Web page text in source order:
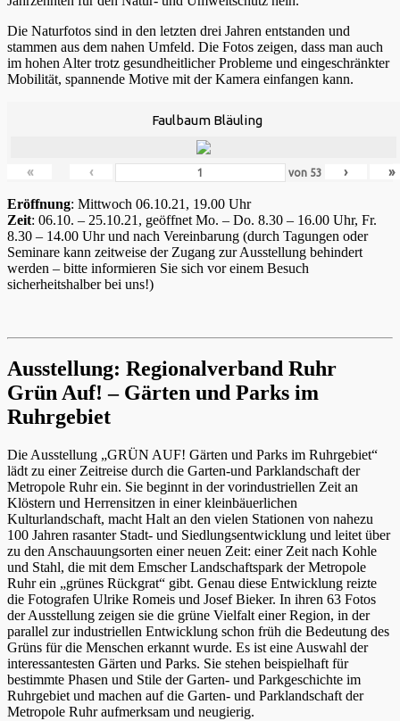
Die Naturfotos sind in den letzten drei Jahren entstanden und
stammen aus dem nahen Umfeld. Die Fotos zeigen, dass man auch
im hohen Alter trotz gesundheitlicher Probleme und eingeschränkter
Mobilität, spannende Motive mit der Kamera einfangen kann.
Faulbaum Bläuling
« ‹ von 53 › »
Eröffnung: Mittwoch 06.10.21, 19.00 Uhr
Zeit: 06.10. – 25.10.21, geöffnet Mo. – Do. 8.30 – 16.00 Uhr, Fr.
8.30 – 14.00 Uhr und nach Vereinbarung (durch Tagungen oder
Seminare kann zeitweise der Zugang zur Ausstellung behindert
werden – bitte informieren Sie sich vor einem Besuch
sicherheitshalber bei uns!)
Ausstellung: Regionalverband Ruhr
Grün Auf! – Gärten und Parks im
Ruhrgebiet
Die Ausstellung „GRÜN AUF! Gärten und Parks im Ruhrgebiet“
lädt zu einer Zeitreise durch die Garten-und Parklandschaft der
Metropole Ruhr ein. Sie beginnt in der vorindustriellen Zeit an
Klöstern und Herrensitzen in einer kleinbäuerlichen
Kulturlandschaft, macht Halt an den vielen Stationen von nahezu
100 Jahren rasanter Stadt- und Siedlungsentwicklung und leitet über
zu den Anschauungsorten einer neuen Zeit: einer Zeit nach Kohle
und Stahl, die mit dem Emscher Landschaftspark der Metropole
Ruhr ein „grünes Rückgrat“ gibt. Genau diese Entwicklung reizte
die Fotografen Ulrike Romeis und Josef Bieker. In ihren 63 Fotos
der Ausstellung zeigen sie die grüne Vielfalt einer Region, in der
parallel zur industriellen Entwicklung schon früh die Bedeutung des
Grüns für die Menschen erkannt wurde. Es ist eine Auswahl der
interessantesten Gärten und Parks. Sie stehen beispielhaft für
bestimmte Phasen und Stile der Garten- und Parkgeschichte im
Ruhrgebiet und machen auf die Garten- und Parklandschaft der
Metropole Ruhr aufmerksam und neugierig.